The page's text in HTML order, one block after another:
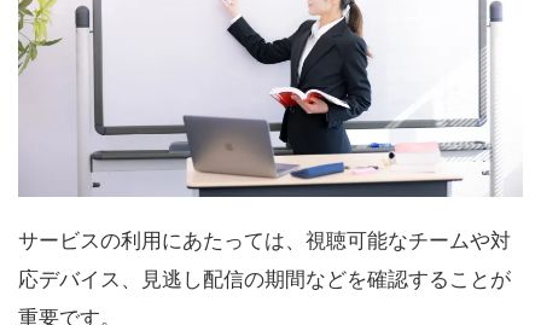
サービスの利用にあたっては、視聴可能なチームや対
応デバイス、見逃し配信の期間などを確認することが
重要です。